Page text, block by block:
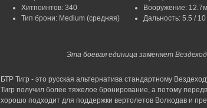
Хитпоинтов: 340
Тип брони: Medium (средняя)
Вооружение:
Дальность: 5.5 /
Эта боевая единица заменяет
БТР Тигр - это русская альтернатива стандартному
Тигр получил более тяжелое бронирование, а потому
хорошо подходит для поддержки вертолетов Волкодав и